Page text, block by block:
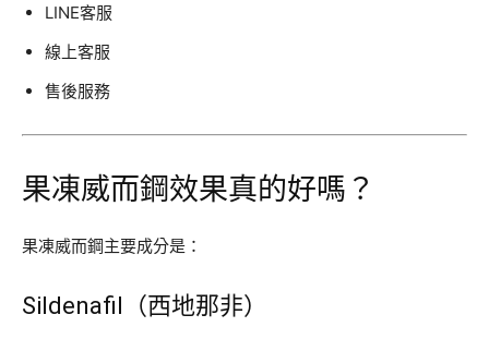
LINE客服
線上客服
售後服務
果凍威而鋼效果真的好嗎？
果凍威而鋼主要成分是：
Sildenafil（西地那非）